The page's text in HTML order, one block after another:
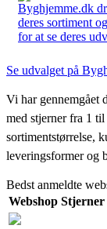
Byghjemme.dk
deres sortiment
for at se deres
Se udvalget på
Vi har gennemgået
med stjerner fra 1
sortimentstørrelse,
leveringsformer og
Bedst anmeldte
Webshop Stjerner